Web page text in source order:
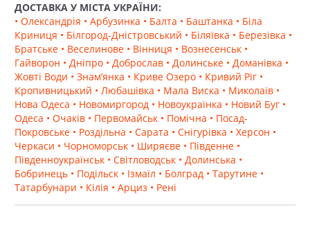
ДОСТАВКА У МІСТА УКРАЇНИ:
• Олександрія • Арбузинка • Балта • Баштанка • Біла
Криниця • Білгород-Дністровський • Біляївка • Березівка •
Братське • Веселинове • Вінниця • Вознесенськ •
Гайворон • Дніпро • Доброслав • Долинське • Доманівка •
Жовті Води • Знам’янка • Криве Озеро • Кривий Ріг •
Кропивницький • Любашівка • Мала Виска • Миколаїв •
Нова Одеса • Новомиргород • Новоукраїнка • Новий Буг •
Одеса • Очаків • Первомайськ • Помічна • Посад-
Покровське • Роздільна • Сарата • Снігурівка • Херсон •
Черкаси • Чорноморськ • Ширяєве • Південне •
Південноукраїнськ • Світловодськ • Долинська •
Бобринець • Подільск • Ізмаїл • Болград • Тарутине •
Татарбунари • Кілія • Арциз • Рені